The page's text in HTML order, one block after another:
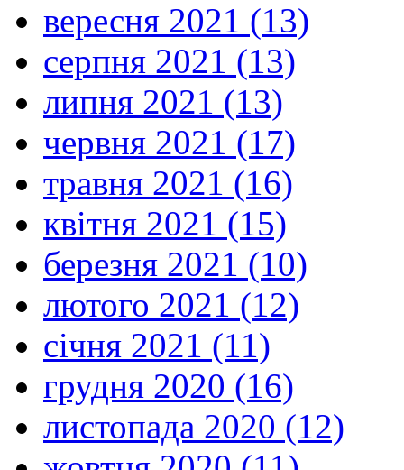
вересня 2021 (13)
серпня 2021 (13)
липня 2021 (13)
червня 2021 (17)
травня 2021 (16)
квітня 2021 (15)
березня 2021 (10)
лютого 2021 (12)
січня 2021 (11)
грудня 2020 (16)
листопада 2020 (12)